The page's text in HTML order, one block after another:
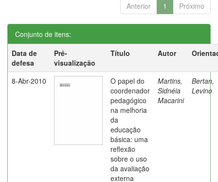
Anterior 1 Próximo
Conjunto de itens:
Data de
defesa
Pré-
visualização
Título Autor
8-Abr-2010
O papel do
coordenador
pedagógico
na melhoria
da
educação
básica: uma
reflexão
sobre o uso
da avaliação
externa
Martins,
Sidnéia
Macarini
Bertan,
Levino